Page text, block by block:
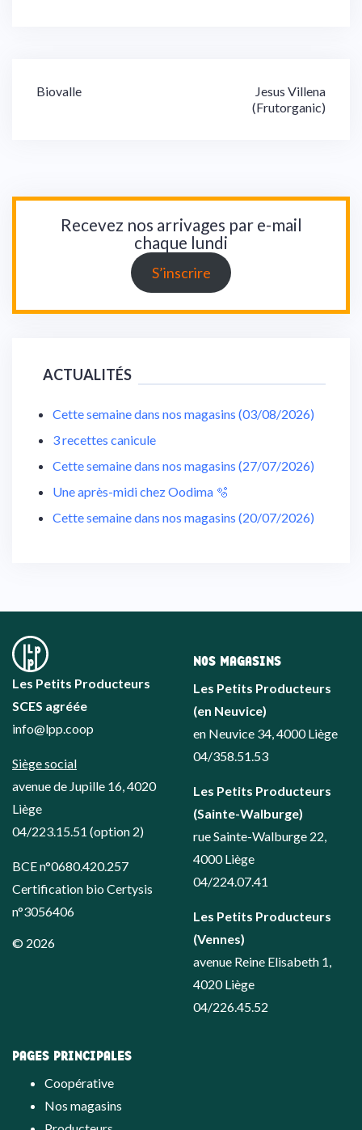
Navigation
Biovalle
Jesus Villena
(Frutorganic)
Recevez nos arrivages par e-mail
chaque lundi
S’inscrire
ACTUALITÉS
Cette semaine dans nos magasins (03/08/2026)
3 recettes canicule
Cette semaine dans nos magasins (27/07/2026)
Une après-midi chez Oodima 🫧
Cette semaine dans nos magasins (20/07/2026)
Les Petits Producteurs
SCES agréée
info@lpp.coop
Siège social
avenue de Jupille 16, 4020
Liège
04/223.15.51 (option 2)
BCE n°0680.420.257
Certification bio Certysis
n°3056406
© 2026
NOS MAGASINS
Les Petits Producteurs
(en Neuvice)
en Neuvice 34, 4000 Liège
04/358.51.53
Les Petits Producteurs
(Sainte-Walburge)
rue Sainte-Walburge 22,
4000 Liège
04/224.07.41
Les Petits Producteurs
(Vennes)
avenue Reine Elisabeth 1,
4020 Liège
04/226.45.52
PAGES PRINCIPALES
Coopérative
Nos magasins